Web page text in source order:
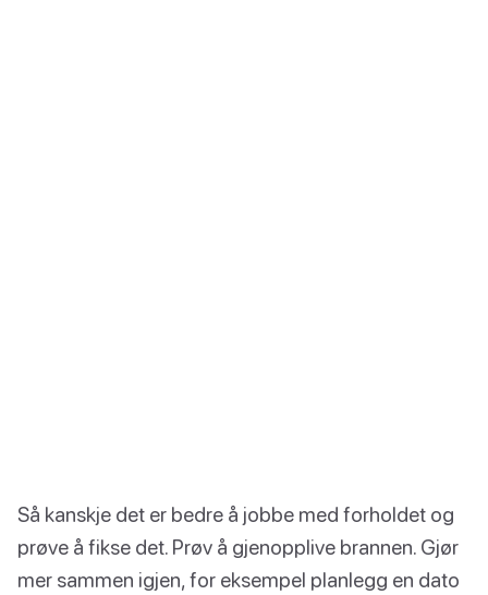
Så kanskje det er bedre å jobbe med forholdet og
prøve å fikse det. Prøv å gjenopplive brannen. Gjør
mer sammen igjen, for eksempel planlegg en dato